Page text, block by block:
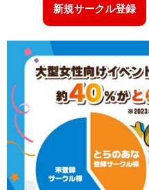
新規サークル登録